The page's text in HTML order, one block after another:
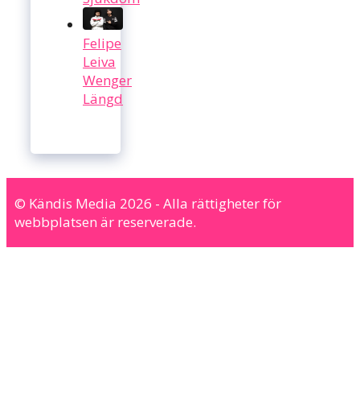
Felipe
Leiva
Wenger
Längd
© Kändis Media 2026 - Alla rättigheter för
webbplatsen är reserverade.